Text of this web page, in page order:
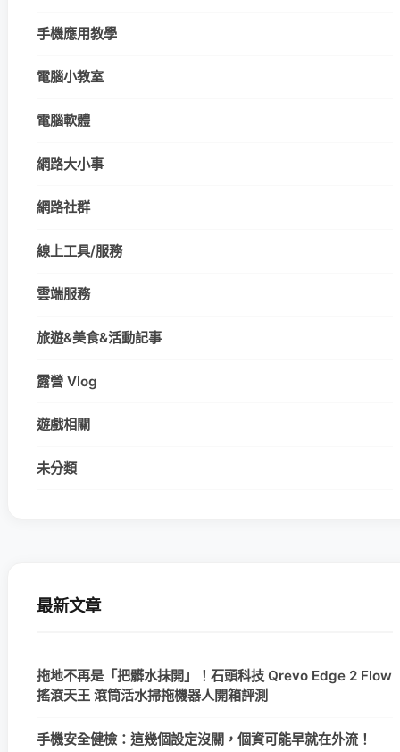
手機應用教學
電腦小教室
電腦軟體
網路大小事
網路社群
線上工具/服務
雲端服務
旅遊&美食&活動記事
露營 Vlog
遊戲相關
未分類
最新文章
拖地不再是「把髒水抹開」！石頭科技 Qrevo Edge 2 Flow
搖滾天王 滾筒活水掃拖機器人開箱評測
手機安全健檢：這幾個設定沒關，個資可能早就在外流！